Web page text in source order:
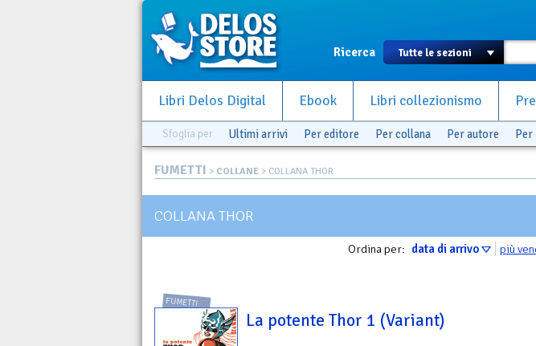
Ricerca
Libri Delos Digital Ebook Libri collezionismo
Sfoglia per Ultimi arrivi Per editore Per collana Per autore Per
FUMETTI > COLLANE > COLLANA THOR
COLLANA THOR
Ordina per: data di arrivo più
FUMETTI
La potente Thor 1 (Variant)